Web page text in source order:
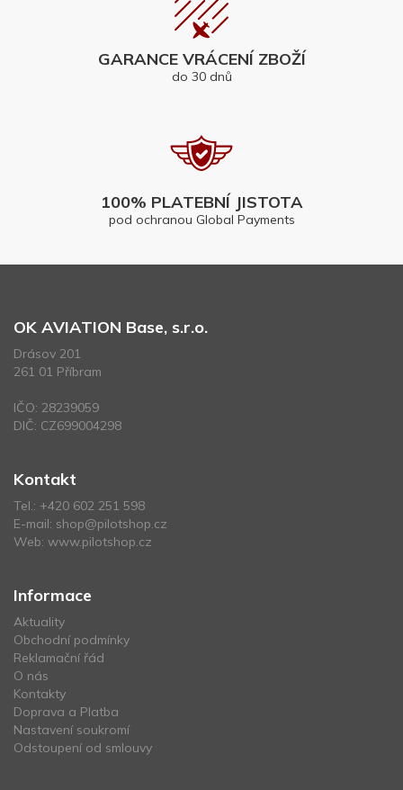
GARANCE VRÁCENÍ ZBOŽÍ
do 30 dnů
100% PLATEBNÍ JISTOTA
pod ochranou Global Payments
OK AVIATION Base, s.r.o.
Drásov 201
261 01 Příbram
IČO: 28239059
DIČ: CZ699004298
Kontakt
Tel.: +420 602 251 598
E-mail: shop@pilotshop.cz
Web: www.pilotshop.cz
Informace
Aktuality
Obchodní podmínky
Reklamační řád
O nás
Kontakty
Doprava a Platba
Nastavení soukromí
Odstoupení od smlouvy